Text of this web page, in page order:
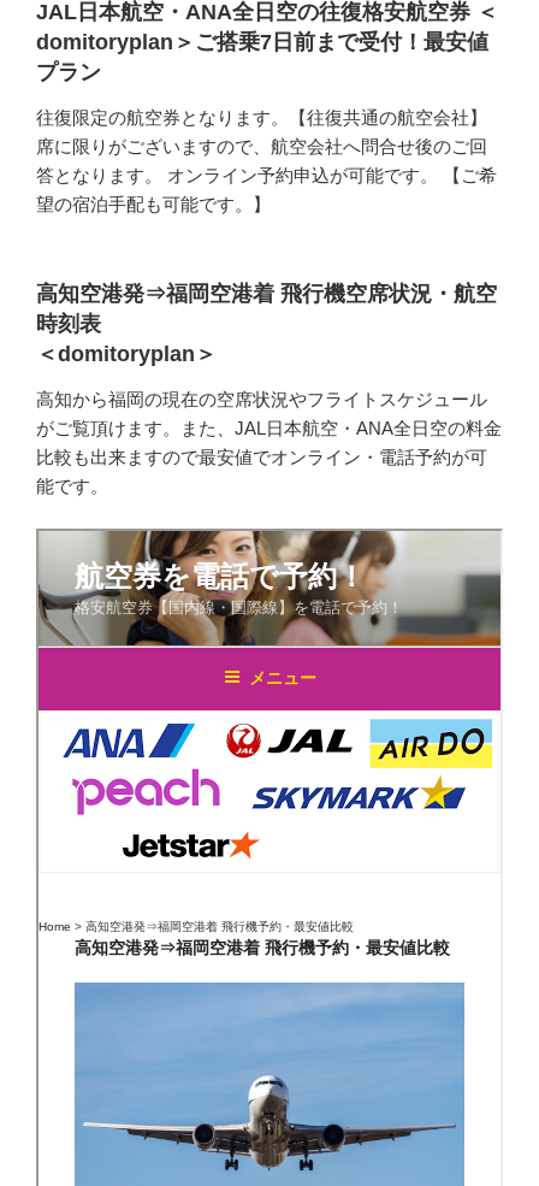
JAL日本航空・ANA全日空の往復格安航空券 ＜
domitoryplan＞ご搭乗7日前まで受付！最安値
プラン
往復限定の航空券となります。【往復共通の航空会社】
席に限りがございますので、航空会社へ問合せ後のご回
答となります。 オンライン予約申込が可能です。 【ご希
望の宿泊手配も可能です。】
高知空港発⇒福岡空港着 飛行機空席状況・航空
時刻表
＜domitoryplan＞
高知から福岡の現在の空席状況やフライトスケジュール
がご覧頂けます。また、JAL日本航空・ANA全日空の料金
比較も出来ますので最安値でオンライン・電話予約が可
能です。